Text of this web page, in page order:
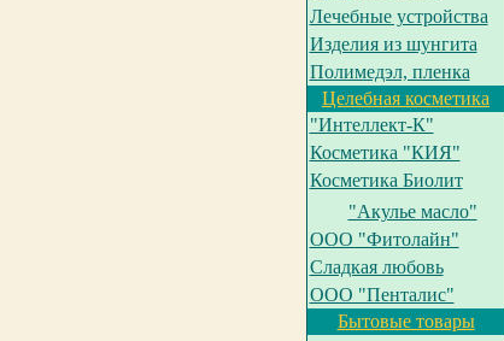
Лечебные устройства
Изделия из шунгита
Полимедэл, пленка
Целебная косметика
"Интеллект-К"
Косметика "КИЯ"
Косметика Биолит
"Акулье масло"
ООО "Фитолайн"
Сладкая любовь
ООО "Пенталис"
Бытовые товары